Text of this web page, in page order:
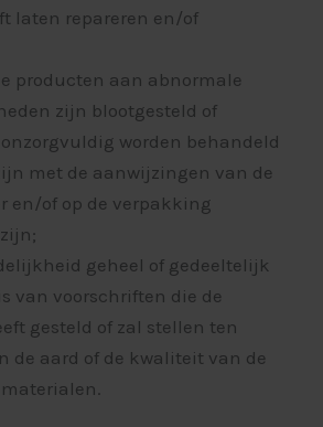
laten repareren en/of
producten aan abnormale
zijn blootgesteld of
worden behandeld
met de aanwijzingen van de
en/of op de verpakking
geheel of gedeeltelijk
van voorschriften die de
gesteld of zal stellen ten
de aard of de kwaliteit van de